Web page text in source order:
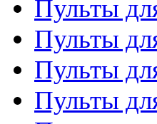
Пульты
Пульты
Пульты
Пульты